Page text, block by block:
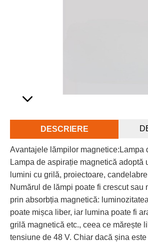
DESCRIERE
Avantajele lămpilor magnetice:Lampa
Lampa de aspirație magnetică
lumini cu grilă, proiectoare,
Numărul de lămpi poate fi crescut
prin absorbția magnetică:
poate mișca liber, iar lumina poate fi
grilă magnetică etc., ceea ce mărește
tensiune de 48 V. Chiar dacă șina